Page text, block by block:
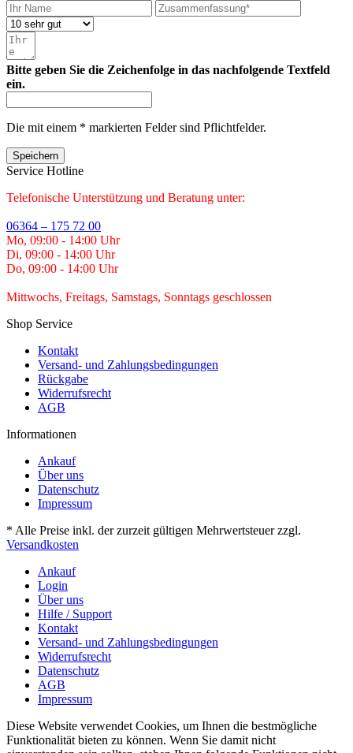
Bitte geben Sie die Zeichenfolge in das nachfolgende Textfeld
ein.
Die mit einem * markierten Felder sind Pflichtfelder.
Speichern
Service Hotline
Telefonische Unterstützung und Beratung unter:
06364 – 175 72 00
Mo, 09:00 - 14:00 Uhr
Di, 09:00 - 14:00 Uhr
Do, 09:00 - 14:00 Uhr
Mittwochs, Freitags, Samstags, Sonntags geschlossen
Shop Service
Kontakt
Versand- und Zahlungsbedingungen
Rückgabe
Widerrufsrecht
AGB
Informationen
Ankauf
Über uns
Datenschutz
Impressum
* Alle Preise inkl. der zurzeit gültigen Mehrwertsteuer zzgl.
Versandkosten
Ankauf
Login
Über uns
Hilfe / Support
Kontakt
Versand- und Zahlungsbedingungen
Widerrufsrecht
Datenschutz
AGB
Impressum
Diese Website verwendet Cookies, um Ihnen die bestmögliche
Funktionalität bieten zu können. Wenn Sie damit nicht